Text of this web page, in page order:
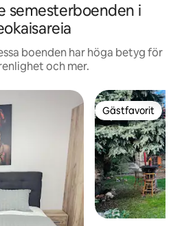
semesterboenden i
boenden har höga betyg för
och mer.
Gästfavorit
Gästfavorit